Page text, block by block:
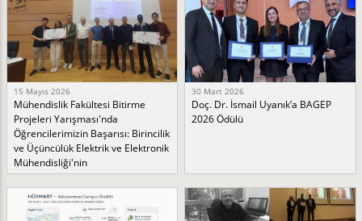
15 Mayıs 2026
Mühendislik Fakültesi Bitirme
Projeleri Yarışması'nda
Öğrencilerimizin Başarısı: Birincilik
ve Üçüncülük Elektrik ve Elektronik
Mühendisliği'nin
30 Mart 2026
Doç. Dr. İsmail Uyanık’a BAGEP
2026 Ödülü